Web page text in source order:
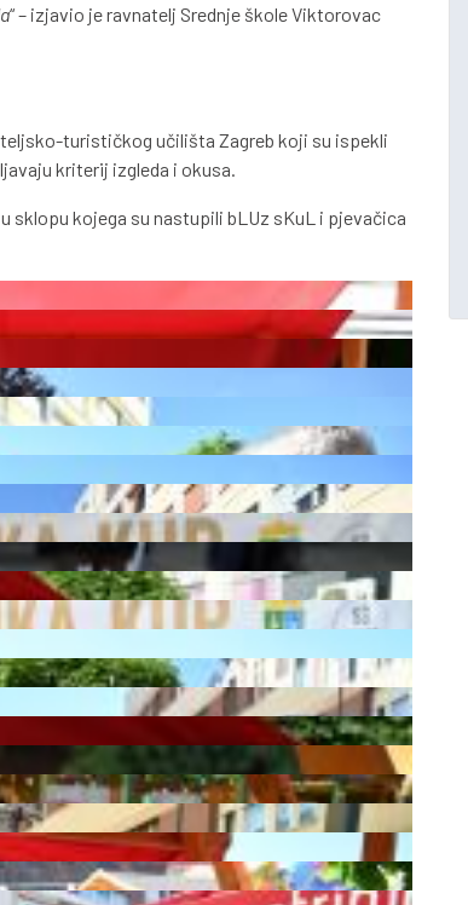
“ – izjavio je ravnatelj Srednje škole Viktorovac
turističkog učilišta Zagreb koji su ispekli
kriterij izgleda i okusa.
sklopu kojega su nastupili bLUz sKuL i pjevačica